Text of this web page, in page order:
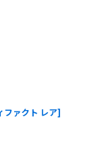
ファクト レア]